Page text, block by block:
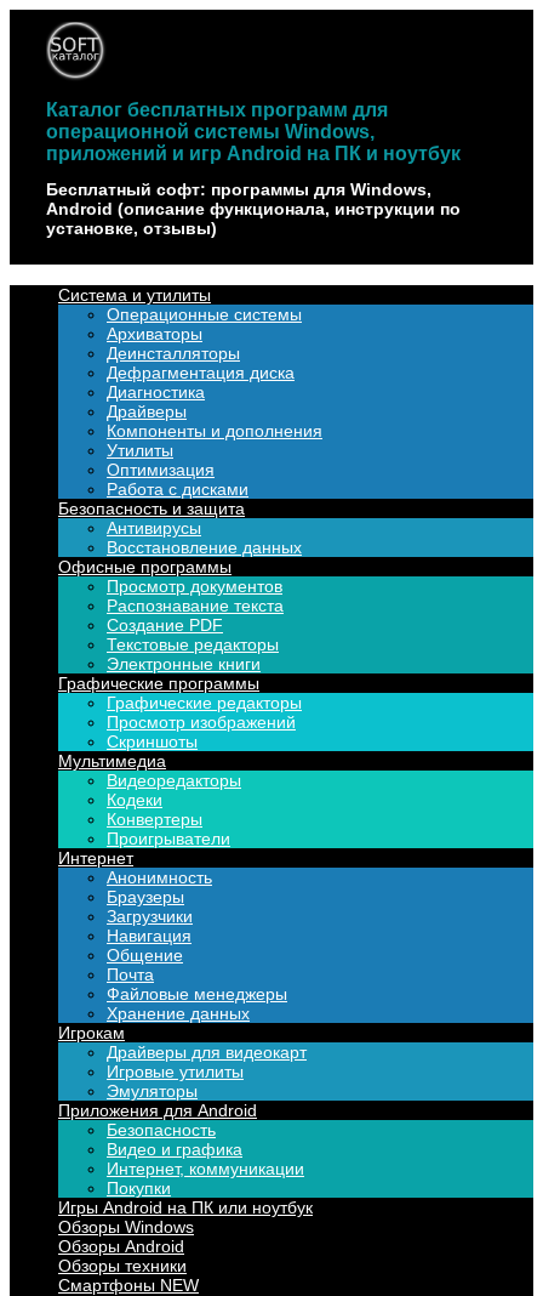
Наверх
Каталог бесплатных программ для
операционной системы Windows,
приложений и игр Android на ПК и ноутбук
Бесплатный софт: программы для Windows,
Android (описание функционала, инструкции по
установке, отзывы)
Система и утилиты
Операционные системы
Архиваторы
Деинсталляторы
Дефрагментация диска
Диагностика
Драйверы
Компоненты и дополнения
Утилиты
Оптимизация
Работа с дисками
Безопасность и защита
Антивирусы
Восстановление данных
Офисные программы
Просмотр документов
Распознавание текста
Создание PDF
Текстовые редакторы
Электронные книги
Графические программы
Графические редакторы
Просмотр изображений
Скриншоты
Мультимедиа
Видеоредакторы
Кодеки
Конвертеры
Проигрыватели
Интернет
Анонимность
Браузеры
Загрузчики
Навигация
Общение
Почта
Файловые менеджеры
Хранение данных
Игрокам
Драйверы для видеокарт
Игровые утилиты
Эмуляторы
Приложения для Android
Безопасность
Видео и графика
Интернет, коммуникации
Покупки
Игры Android на ПК или ноутбук
Обзоры Windows
Обзоры Android
Обзоры техники
Смартфоны NEW